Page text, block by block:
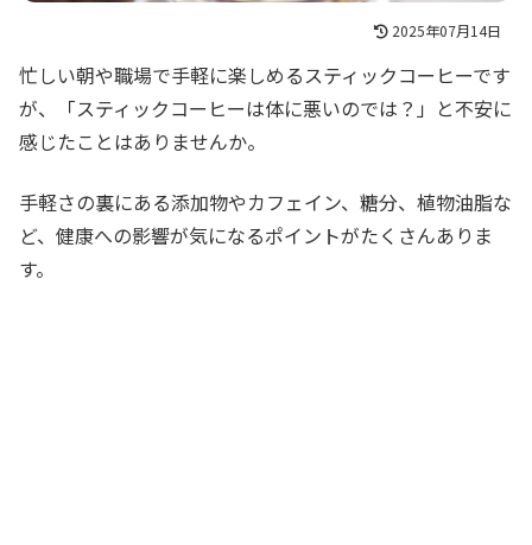
2025年07月14日
忙しい朝や職場で手軽に楽しめるスティックコーヒーです
が、「スティックコーヒーは体に悪いのでは？」と不安に
感じたことはありませんか。
手軽さの裏にある添加物やカフェイン、糖分、植物油脂な
ど、健康への影響が気になるポイントがたくさんありま
す。